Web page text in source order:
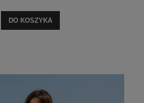
DO KOSZYKA